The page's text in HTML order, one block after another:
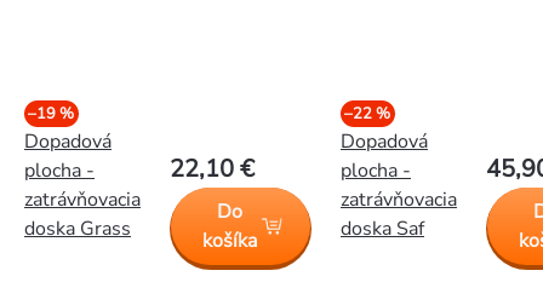
–19 %
Dopadová
plocha -
zatrávňovacia
doska Grass
22,10 €
Do
košíka
–22 %
Dopadová
plocha -
zatrávňovacia
doska Saf